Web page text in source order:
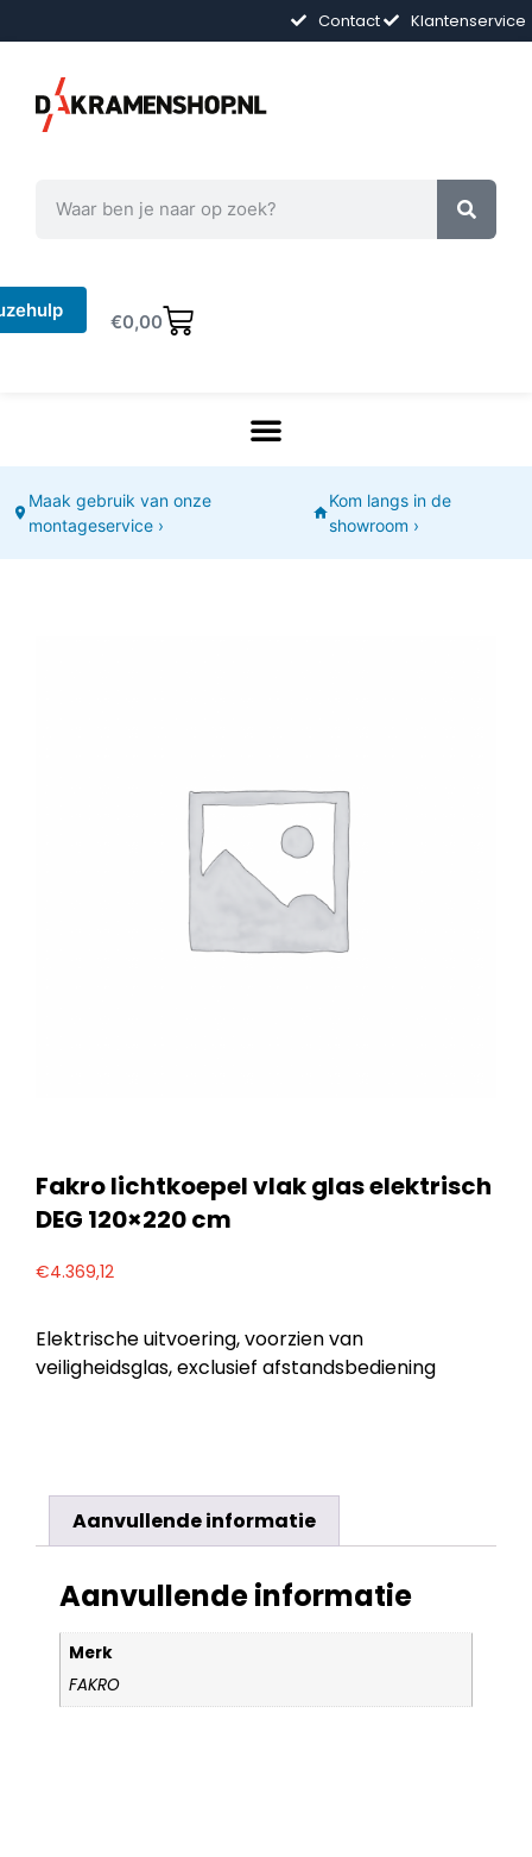
Contact Klantenservice
€0,00
Maak gebruik van onze
montageservice ›
Kom langs in de
showroom ›
Fakro lichtkoepel vlak glas elektrisch
DEG 120×220 cm
€4.369,12
Elektrische uitvoering, voorzien van
veiligheidsglas, exclusief afstandsbediening
Aanvullende informatie
Aanvullende informatie
Merk
FAKRO